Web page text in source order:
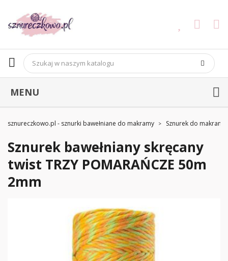
MENU
sznureczkowo.pl - sznurki bawełniane do makramy Sznurek do makramy
Sznurek bawełniany skręcany
twist TRZY POMARAŃCZE 50m
2mm